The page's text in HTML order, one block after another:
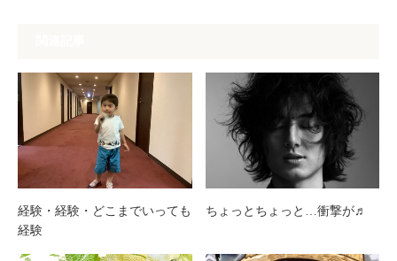
経験・経験・どこまでいっても
経験
ちょっとちょっと…衝撃が♬